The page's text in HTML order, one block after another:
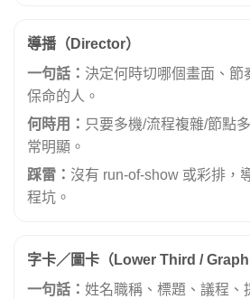
導播（Director）
一句話： 決定何時切哪個畫面、節
保命的人。
何時用： 只要多機/流程複雜/節點
常明顯。
踩雷： 沒有 run-of-show 或彩排，
程坑。
字卡／圖卡（Lower Third /
一句話： 姓名職稱、標題、議程、